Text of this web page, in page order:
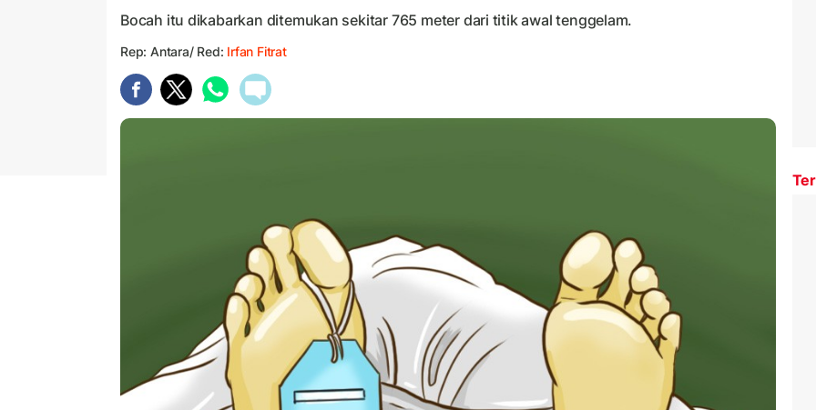
Bocah itu dikabarkan ditemukan sekitar 765 meter dari titik awal tenggelam.
Rep: Antara/ Red: Irfan Fitrat